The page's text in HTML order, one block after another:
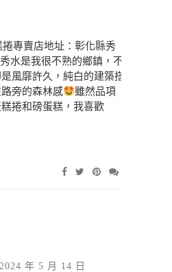
專賣店地址：彰化縣秀
水是我很不熟的鄉鎮，不
風靡許久，純白的建築搭
旁的森林感
雖然品項
捲和磅蛋糕，我喜歡
2024 年 5 月 14 日